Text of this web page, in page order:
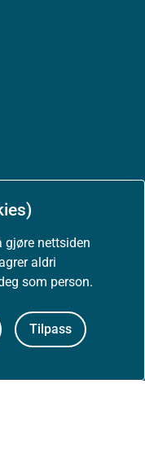
gjøre nettsiden
aldri
som person.
Tilpass